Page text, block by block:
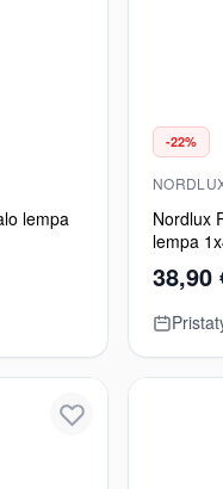
lempa
-22%
Nordlux
lempa
38,90